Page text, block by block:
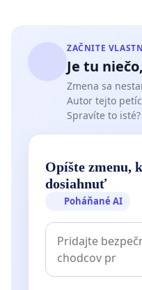
ZAČNITE
Je tu
Zmena sa
Autor tejto
Spravíte to isté?
Opíšte zmenu,
dosiahnuť
Poháňané AI